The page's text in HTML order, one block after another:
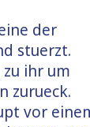
der
stuerzt.
ihr um
zurueck.
vor